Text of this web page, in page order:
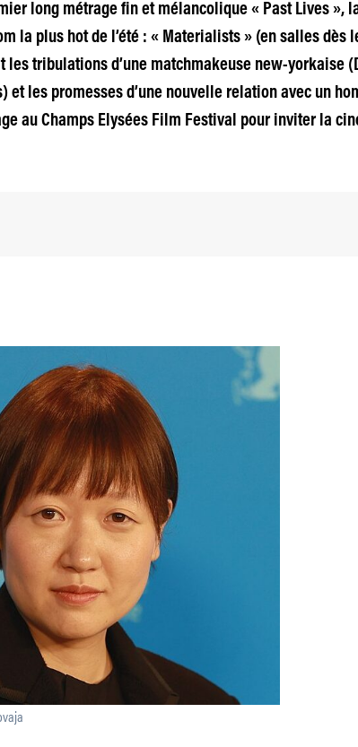
long métrage fin et mélancolique « Past Lives »,
la plus hot de l’été : « Materialists » (en salles
tribulations d’une matchmakeuse new-yorkaise
et les promesses d’une nouvelle relation avec un
au Champs Elysées Film Festival pour inviter la